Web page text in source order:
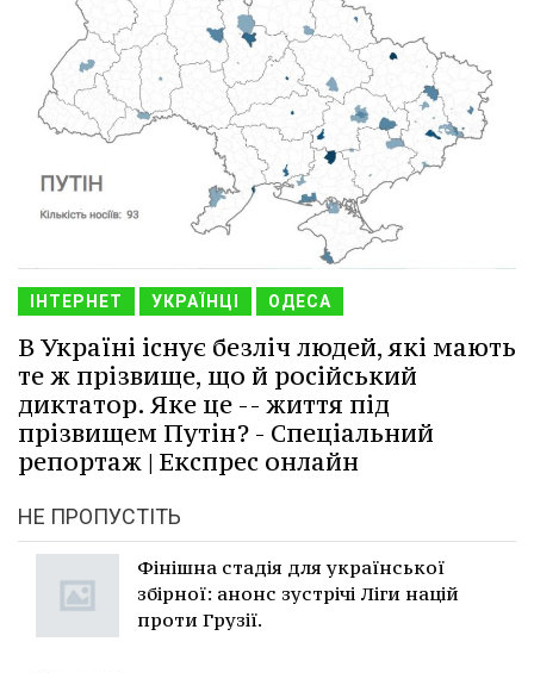
ІНТЕРНЕТ УКРАЇНЦІ ОДЕСА
В Україні існує безліч людей, які мають
те ж прізвище, що й російський
диктатор. Яке це -- життя під
прізвищем Путін? - Спеціальний
репортаж | Експрес онлайн
НЕ ПРОПУСТІТЬ
Фінішна стадія для української
збірної: анонс зустрічі Ліги націй
проти Грузії.